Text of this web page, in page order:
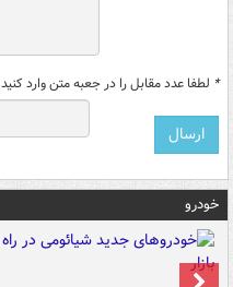
* لطفا عدد مقابل را در جعبه متن وارد کنید
خودرو